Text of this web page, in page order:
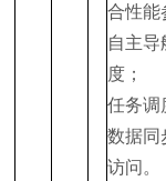
合性能
自主
度；
任务调
数据同
访问。